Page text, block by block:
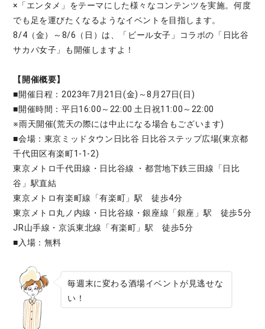
×「エンタメ」をテーマにした様々なコンテンツを実施。何度
でも足を運びたくなるようなイベントを目指します。
8/4（金）～8/6（日）は、「ビール女子」コラボの「日比谷
サカバ女子」も開催しますよ！
【開催概要】
■開催日程：2023年7月21日(金)～8月27日(日)
■開催時間：平日16:00～22:00 土日祝11:00～22:00
※雨天開催(荒天の際には中止になる場合もございます)
■会場：東京ミッドタウン日比谷 日比谷ステップ広場(東京都
千代田区有楽町1-1-2)
東京メトロ千代田線・日比谷線 ・都営地下鉄三田線「日比
谷」駅直結
東京メトロ有楽町線「有楽町」駅 徒歩4分
東京メトロ丸ノ内線・日比谷線・銀座線「銀座」駅 徒歩5分
JR山手線・京浜東北線「有楽町」駅 徒歩5分
■入場：無料
毎週末に変わる酒場イベントが見逃せな
い！